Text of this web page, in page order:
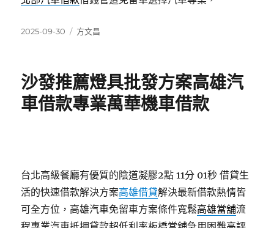
發
2025-09-30
分
方文昌
沙發推薦燈具批發方案高雄汽
車借款專業萬華機車借款
台北高級餐廳有優質的陰道凝膠2點 11分 01秒 借貸生
活的快速借款解決方案高雄借貸解決最新借款熱情皆
可全方位，高雄汽車免留車方案條件寬鬆高雄當舖流